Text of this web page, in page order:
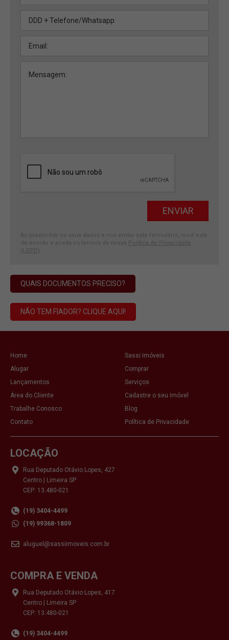
Ao preencher os seus dados e nos enviar este formulário, você está
de acordo e aceita os termos da nossa Política de Privacidade
(LGPD)
QUAIS DOCUMENTOS PRECISO?
NÃO TEM FIADOR? CLIQUE AQUI!
Home
Sassi Imóveis
Alugar
Comprar
Lançamentos
Serviços
Área do Cliente
Cadastre o seu Imóvel
Trabalhe Conosco
Blog
Contato
Política de Privacidade
LOCAÇÃO
Rua Deputado Otávio Lopes, 427
Centro | Limeira SP
CEP: 13.480-021
(19) 3404-4499
(19) 99368-1809
aluguel@sassiimoveis.com.br
COMPRA E VENDA
Rua Deputado Otávio Lopes, 417
Centro | Limeira SP
CEP: 13.480-021
(19) 3404-4499